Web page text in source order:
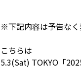
※下記内容は予告なく
こちらは
5.3(Sat) TOKYO「